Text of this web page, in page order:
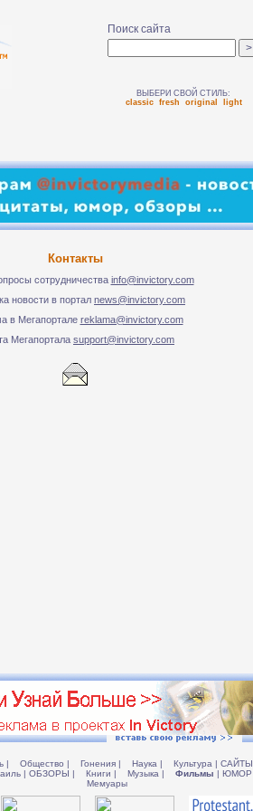
Поиск сайта
ВЫБЕРИ СВОЙ СТИЛЬ:
classic
fresh original light
Контакты
сотрудничества info@invictory.com
новости в портал news@invictory.com
в Мегапортале reklama@invictory.com
Мегапортала support@invictory.com
| Общество | Гонения | Наука | Культура | САЙТЫ
| ОБЗОРЫ | Книги | Музыка | Фильмы | ЮМОР
Мемуары